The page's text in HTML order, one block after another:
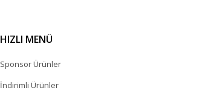
HIZLI MENÜ
Sponsor Ürünler
İndirimli Ürünler